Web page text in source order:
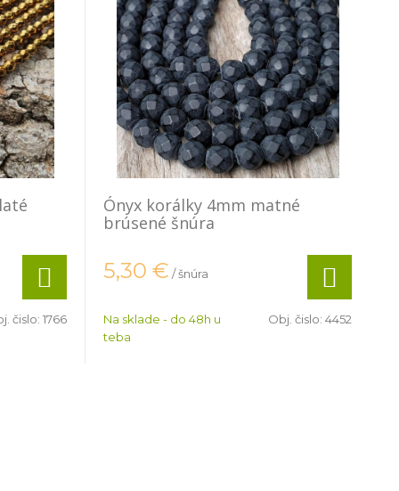
čislo: 1766
Ónyx korálky 4mm matné
brúsené šnúra
5,30 € / šnúra
Na sklade - do 48h u
teba
Obj. čislo: 4452